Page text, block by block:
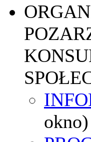
okno)